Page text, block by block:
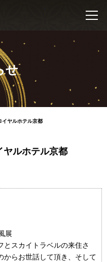
せ
イヤルホテル京都
ヤルホテル京都
展
とスカイトラベルの来住さ
からお世話して頂き、そして